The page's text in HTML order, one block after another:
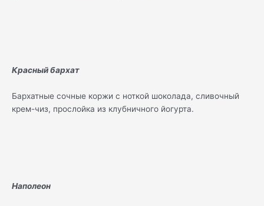
Красный бархат
Бархатные сочные коржи с ноткой шоколада, сливочный
крем-чиз, прослойка из клубничного йогурта.
Наполеон